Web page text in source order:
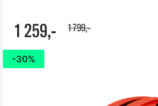
1 259,- 1 799,-
30%